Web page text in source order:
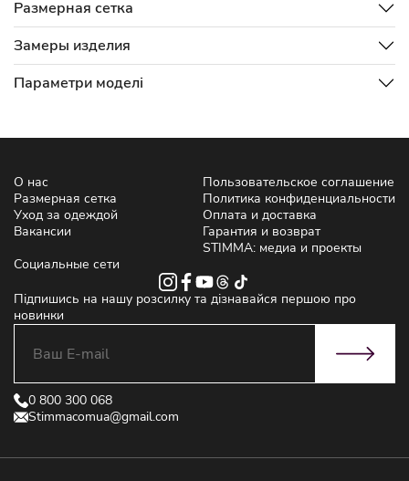
Размерная сетка
Замеры изделия
Параметри моделі
О нас
Размерная сетка
Уход за одеждой
Вакансии
Пользовательское соглашение
Политика конфиденциальности
Оплата и доставка
Гарантия и возврат
STIMMA: медиа и проекты
Социальные сети
Підпишись на нашу розсилку та дізнавайся першою про
новинки
0 800 300 068
Stimmacomua@gmail.com